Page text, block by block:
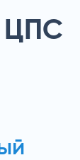
ЦПС